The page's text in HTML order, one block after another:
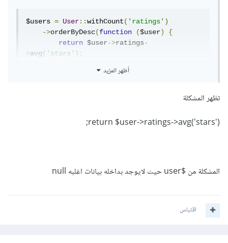
$users = User::withCount('ratings')
->orderByDesc(function ($user)
{
return $user->ratings-
>avg('stars');
أظهر المزيد
تظهر المشكلة
return $user->ratings->avg('stars');
المشكلة من $user حيث لايوجد بداخله بيانات اغلبه null
اقتباس